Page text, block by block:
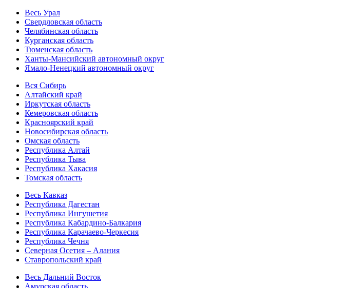
Весь Урал
Свердловская область
Челябинская область
Курганская область
Тюменская область
Ханты-Мансийский автономный округ
Ямало-Ненецкий автономный округ
Вся Сибирь
Алтайский край
Иркутская область
Кемеровская область
Красноярский край
Новосибирская область
Омская область
Республика Алтай
Республика Тыва
Республика Хакасия
Томская область
Весь Кавказ
Республика Дагестан
Республика Ингушетия
Республика Кабардино-Балкария
Республика Карачаево-Черкесия
Республика Чечня
Северная Осетия – Алания
Ставропольский край
Весь Дальний Восток
Амурская область